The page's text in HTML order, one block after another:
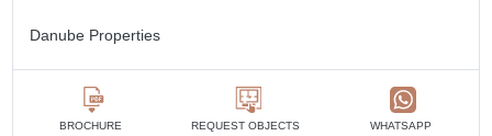
Danube Properties
BROCHURE REQUEST OBJECTS WHATSAPP